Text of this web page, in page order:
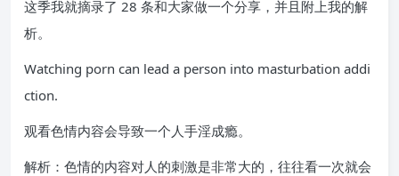
这季我就摘录了 28 条和大家做一个分享，并且附上我的解
析。
Watching porn can lead a person into masturbation addi
ction.
观看色情内容会导致一个人手淫成瘾。
解析：色情的内容对人的刺激是非常大的，往往看一次就会